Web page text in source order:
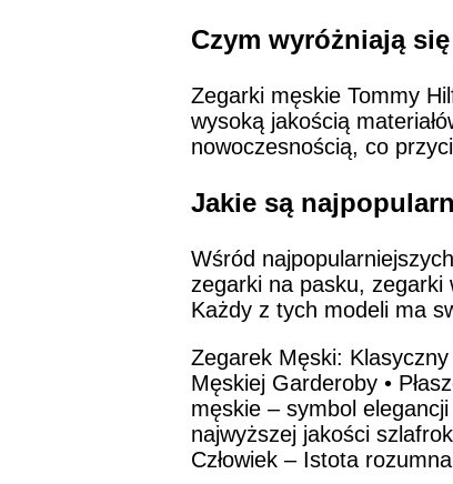
Czym wyróżniają
Zegarki męskie Tommy
wysoką jakością
nowoczesnością, co
Jakie są
Wśród
zegarki na pasku, zegarki
Każdy z tych modeli ma
Zegarek Męski:
Męskiej Garderoby •
męskie – symbol
najwyższej jakości
Człowiek – Istota